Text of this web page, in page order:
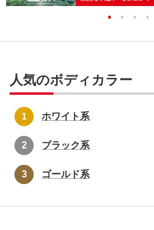
人気のボディカラー
ホワイト系
ブラック系
ゴールド系